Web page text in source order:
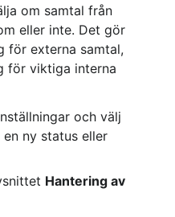
om samtal från
eller inte. Det gör
för externa samtal,
för viktiga interna
och välj
ny status eller
Hantering av